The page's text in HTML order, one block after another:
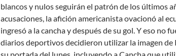
blancos y nulos seguirán el patrón de los últimos
acusaciones, la afición americanista ovacionó al
ingresó a la cancha y después de su gol. Y eso no
diarios deportivos decidieron utilizar la imagen de